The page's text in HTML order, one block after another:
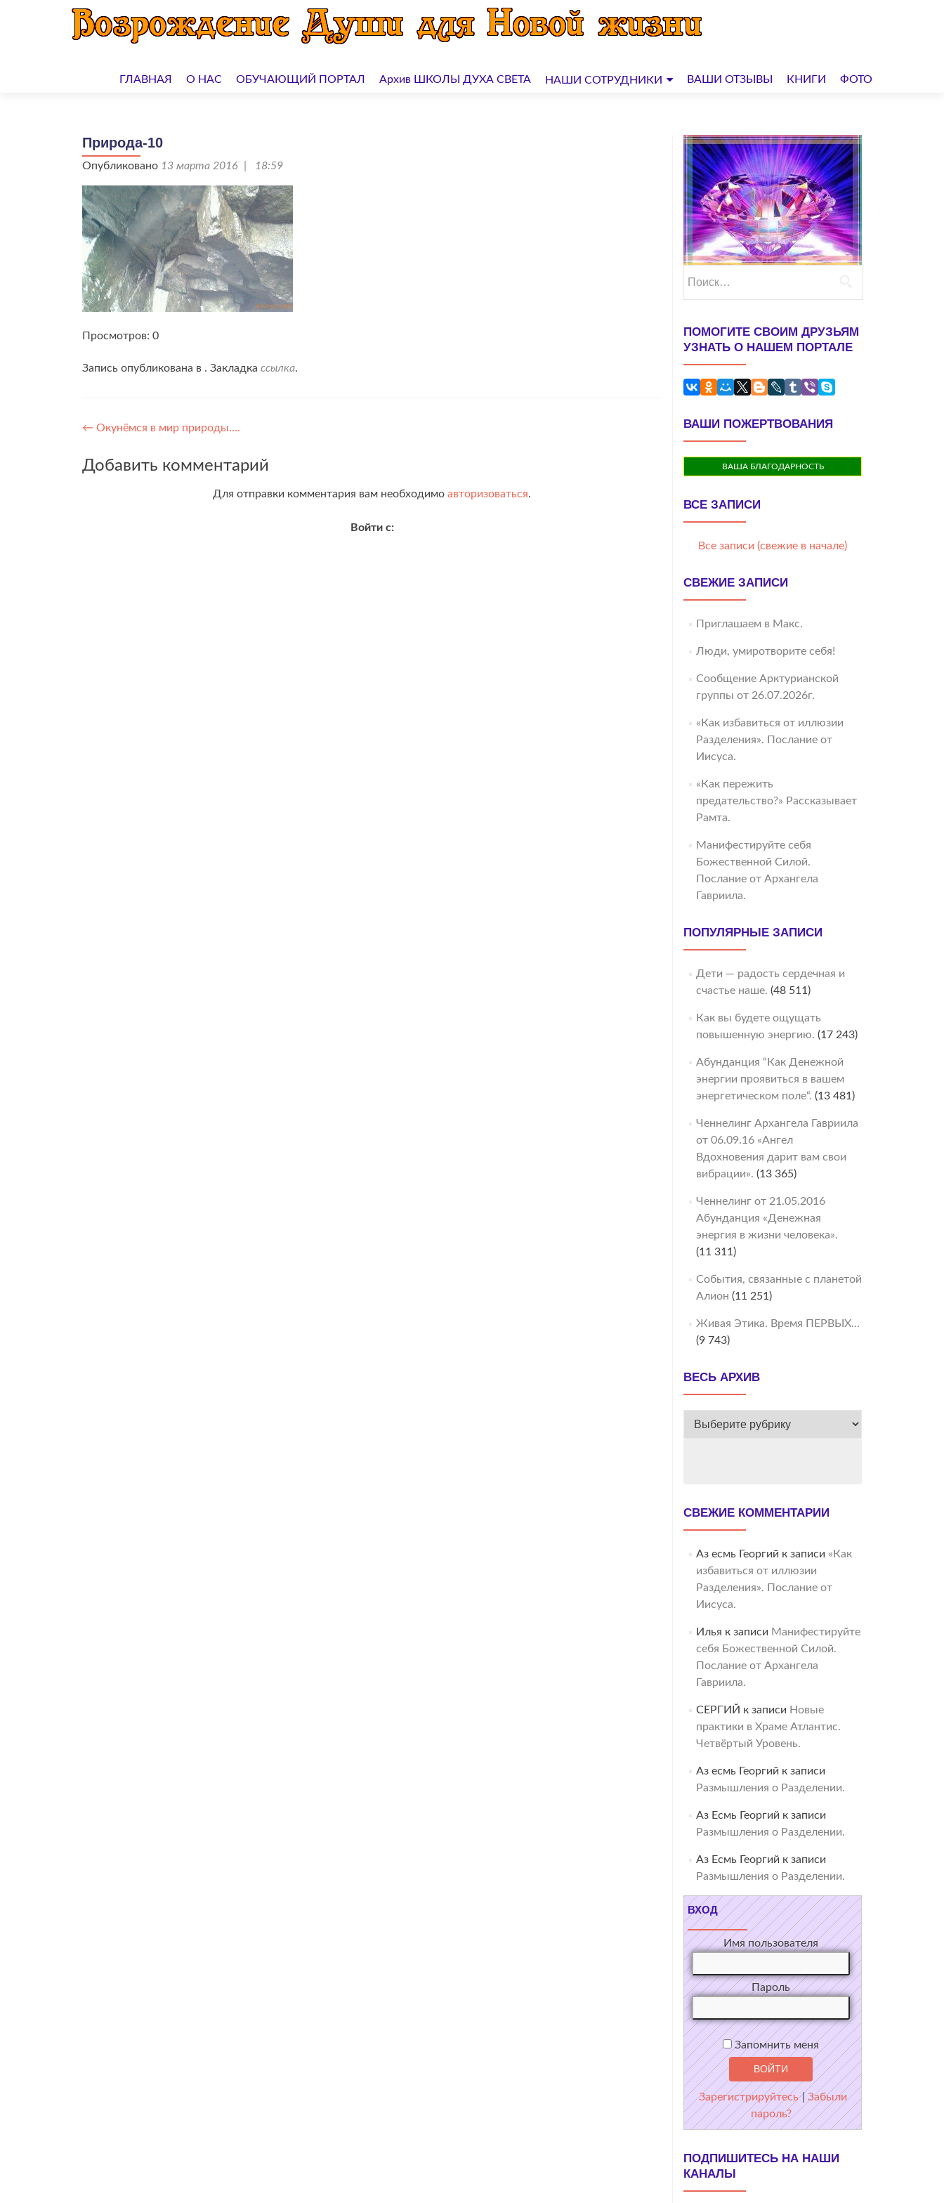
кГЛАВНАЯ О НАС ОБУЧАЮЩИЙ ПОРТАЛ Архив ШКОЛЫ ДУХА СВЕТА НАШИ СОТРУДНИКИ ВАШИ ОТЗЫВЫ КНИГИ ФОТО
Природа-10
Опубликовано 13 марта 2016 | 18:59
Просмотров: 0
Запись опубликована в . Закладка ссылка.
Навигация
по
записям
← Окунёмся в мир природы….
Добавить комментарий
Для отправки комментария вам необходимо авторизоваться.
Войти с:
ПОМОГИТЕ СВОИМ ДРУЗЬЯМ
УЗНАТЬ О НАШЕМ ПОРТАЛЕ
ВАШИ ПОЖЕРТВОВАНИЯ
ВАША БЛАГОДАРНОСТЬ
ВСЕ ЗАПИСИ
Все записи (свежие в начале)
СВЕЖИЕ ЗАПИСИ
Приглашаем в Макс.
Люди, умиротворите себя!
Сообщение Арктурианской
группы от 26.07.2026г.
«Как избавиться от иллюзии
Разделения». Послание от
Иисуса.
«Как пережить
предательство?» Рассказывает
Рамта.
Манифестируйте себя
Божественной Силой.
Послание от Архангела
Гавриила.
ПОПУЛЯРНЫЕ ЗАПИСИ
Дети — радость сердечная и
счастье наше. (48 511)
Как вы будете ощущать
повышенную энергию. (17 243)
Абунданция “Как Денежной
энергии проявиться в вашем
энергетическом поле“. (13 481)
Ченнелинг Архангела Гавриила
от 06.09.16 «Ангел
Вдохновения дарит вам свои
вибрации». (13 365)
Ченнелинг от 21.05.2016
Абунданция «Денежная
энергия в жизни человека».
(11 311)
События, связанные с планетой
Алион (11 251)
Живая Этика. Время ПЕРВЫХ…
(9 743)
ВЕСЬ АРХИВ
ВЕСЬ
СВЕЖИЕ КОММЕНТАРИИ
Аз есмь Георгий к записи «Как
избавиться от иллюзии
Разделения». Послание от
Иисуса.
Илья к записи Манифестируйте
себя Божественной Силой.
Послание от Архангела
Гавриила.
СЕРГИЙ к записи Новые
практики в Храме Атлантис.
Четвёртый Уровень.
Аз есмь Георгий к записи
Размышления о Разделении.
Аз Есмь Георгий к записи
Размышления о Разделении.
Аз Есмь Георгий к записи
Размышления о Разделении.
ВХОД
Имя пользователя
Пароль
Запомнить меня
Зарегистрируйтесь | Забыли
пароль?
ПОДПИШИТЕСЬ НА НАШИ
КАНАЛЫ